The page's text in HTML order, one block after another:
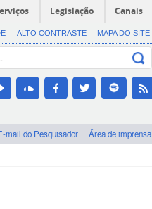
Legislação Canais
ALTO CONTRASTE MAPA DO SITE
mail do Pesquisador Área de imprensa